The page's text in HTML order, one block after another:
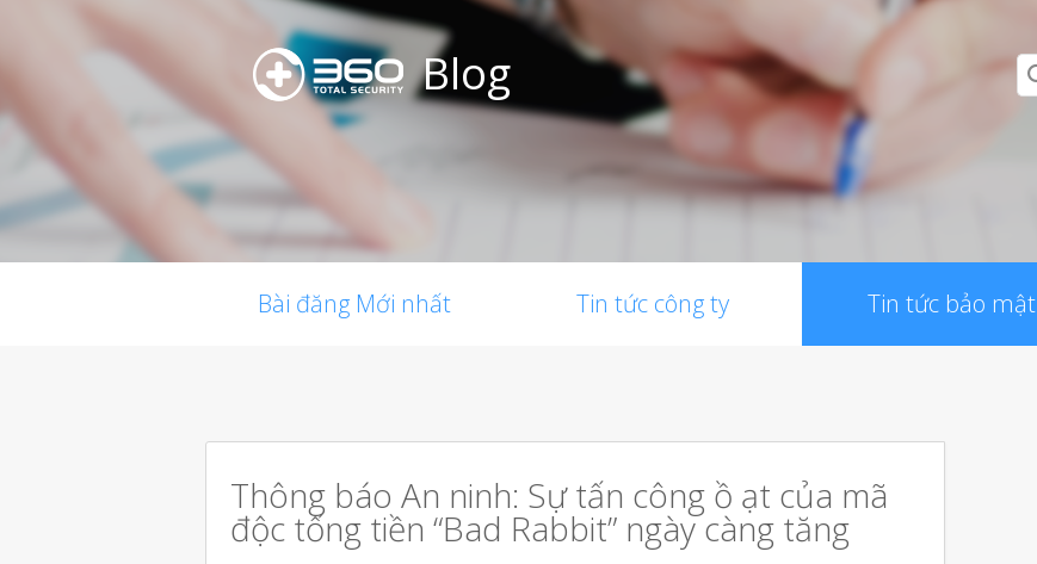
Blog
Bài đăng Mới nhất Tin tức công ty Tin tức bảo mật
Thông báo An ninh: Sự tấn công ồ ạt của mã
độc tống tiền “Bad Rabbit” ngày càng tăng